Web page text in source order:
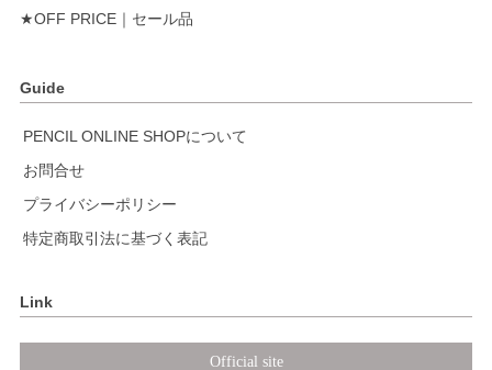
★OFF PRICE｜セール品
Guide
PENCIL ONLINE SHOPについて
お問合せ
プライバシーポリシー
特定商取引法に基づく表記
Link
Official site